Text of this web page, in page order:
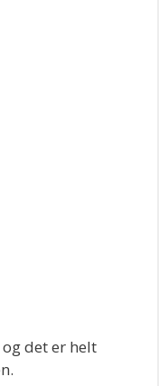
det er helt